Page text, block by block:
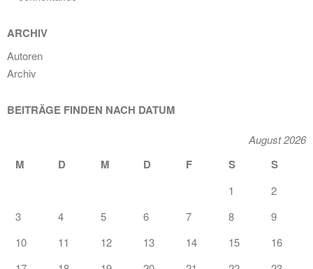
ARCHIV
Autoren
Archiv
BEITRÄGE FINDEN NACH DATUM
August 2026
M D M D F S S
1
2
3
4 5 6 7 8
9
10
11 12 13 14 15
16